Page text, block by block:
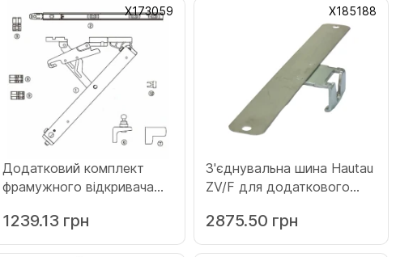
Х173059
Додатковий комплект
фрамужного відкривача
універсальним стулковим
зачепом ZK AO-25 білий
1239.13 грн
Х185188
З'єднувальна шина Hautau
ZV/F для додаткового
11.5 мм (Х185188)
2875.50 грн